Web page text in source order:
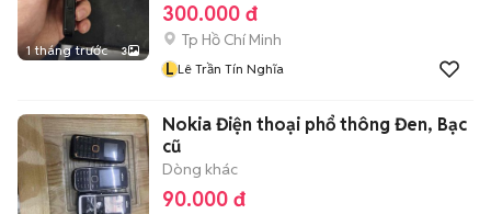
1 tháng trước 3
300.000 đ
Tp Hồ Chí Minh
L Lê Trần Tín Nghĩa
Nokia Điện thoại phổ thông Đen, Bạc
cũ
Dòng khác
90.000 đ